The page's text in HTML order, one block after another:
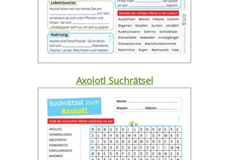
Axolotl Suchrätsel